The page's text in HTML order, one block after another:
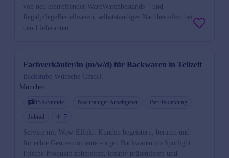
von neu eintreffender WareWarenbestands – und
RegalpflegeBestellwesen, selbstständiges Nachbestellen bei
den Lieferanten
Fachverkäufer/in (m/w/d) für Backwaren in Teilzeit
Backstube Wünsche GmbH
München
15 €/Stunde Nachhaltiger Arbeitgeber
Berufskleidung
Jobrad
7
Service mit Wow-Effekt: Kunden begeistern, beraten und
für echte Genussmomente sorgen.Backwaren im Spotlight:
Frische Produkte zubereiten, kreativ präsentieren und